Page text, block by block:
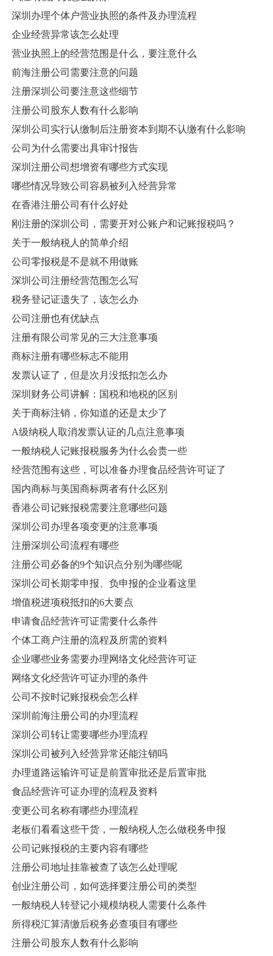
深圳办理个体户营业执照的条件及办理流程
企业经营异常该怎么处理
营业执照上的经营范围是什么，要注意什么
前海注册公司需要注意的问题
注册深圳公司要注意这些细节
注册公司股东人数有什么影响
深圳公司实行认缴制后注册资本到期不认缴有什么影响
公司为什么需要出具审计报告
深圳注册公司想增资有哪些方式实现
哪些情况导致公司容易被列入经营异常
在香港注册公司有什么好处
刚注册的深圳公司，需要开对公账户和记账报税吗？
关于一般纳税人的简单介绍
公司零报税是不是就不用做账
深圳公司注册经营范围怎么写
税务登记证遗失了，该怎么办
公司注册也有优缺点
注册有限公司常见的三大注意事项
商标注册有哪些标志不能用
发票认证了，但是次月没抵扣怎么办
深圳财务公司讲解：国税和地税的区别
关于商标注销，你知道的还是太少了
A级纳税人取消发票认证的几点注意事项
一般纳税人记账报税服务为什么会贵一些
经营范围有这些，可以准备办理食品经营许可证了
​国内商标与美国商标两者有什么区别
香港公司记账报税需要注意哪些问题
深圳公司办理各项变更的注意事项
注册深圳公司流程有哪些
注册公司必备的9个知识点分别为哪些呢
深圳公司长期零申报、负申报的企业看这里
增值税进项税抵扣的6大要点
申请食品经营许可证需要什么条件
个体工商户注册的流程及所需的资料
企业哪些业务需要办理网络文化经营许可证
网络文化经营许可证办理的条件
公司不按时记账报税会怎么样
深圳前海注册公司的办理流程
深圳公司转让需要哪些办理流程
深圳公司被列入经营异常还能注销吗
办理道路运输许可证是前置审批还是后置审批
食品经营许可证办理的流程及资料
变更公司名称有哪些办理流程
老板们看看这些干货，一般纳税人怎么做税务申报
公司记账报税的主要内容有哪些
注册公司地址挂靠被查了该怎么处理呢
创业注册公司，如何选择要注册公司的类型
一般纳税人转登记小规模纳税人需要什么条件
所得税汇算清缴后税务必查项目有哪些
注册公司股东人数有什么影响